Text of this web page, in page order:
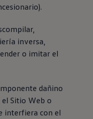
inversa,
o imitar el
dañino
Sitio Web o
interfiera con el